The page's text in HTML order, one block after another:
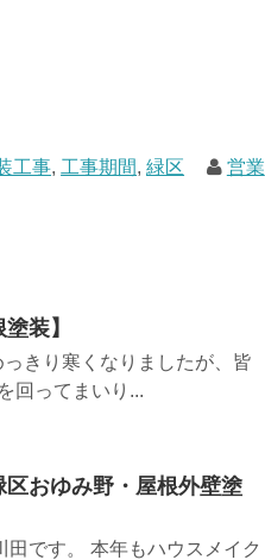
工事, 工事期間,緑区 営業
装】
きり寒くなりましたが、皆
回ってまいり...
おゆみ野・屋根外壁塗
です。 本年もハウスメイク